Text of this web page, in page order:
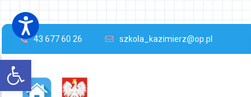
Open toolbar
43 677 60 26 szkola_kazimierz@op.pl